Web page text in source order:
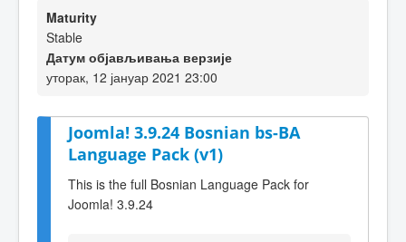
Maturity
Stable
Датум објављивања верзије
уторак, 12 јануар 2021 23:00
Joomla! 3.9.24 Bosnian bs-BA
Language Pack (v1)
This is the full Bosnian Language Pack for
Joomla! 3.9.24